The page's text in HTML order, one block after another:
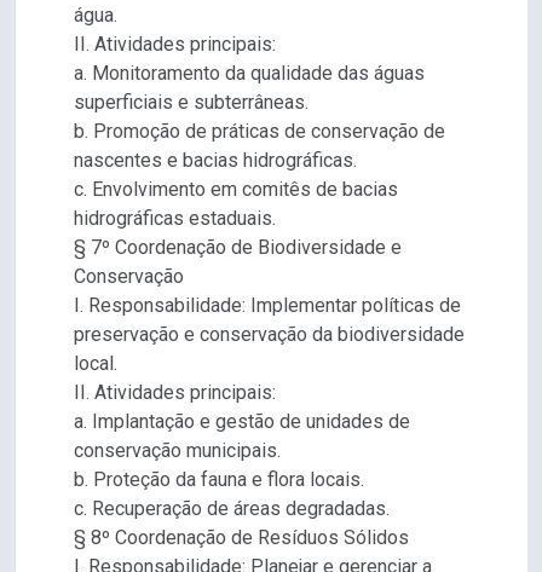
água.
II. Atividades principais:
a. Monitoramento da qualidade das águas
superficiais e subterrâneas.
b. Promoção de práticas de conservação de
nascentes e bacias hidrográficas.
c. Envolvimento em comitês de bacias
hidrográficas estaduais.
§ 7º Coordenação de Biodiversidade e
Conservação
I. Responsabilidade: Implementar políticas de
preservação e conservação da biodiversidade
local.
II. Atividades principais:
a. Implantação e gestão de unidades de
conservação municipais.
b. Proteção da fauna e flora locais.
c. Recuperação de áreas degradadas.
§ 8º Coordenação de Resíduos Sólidos
I. Responsabilidade: Planejar e gerenciar a